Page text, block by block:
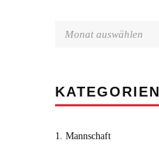
KATEGORIEN
1. Mannschaft